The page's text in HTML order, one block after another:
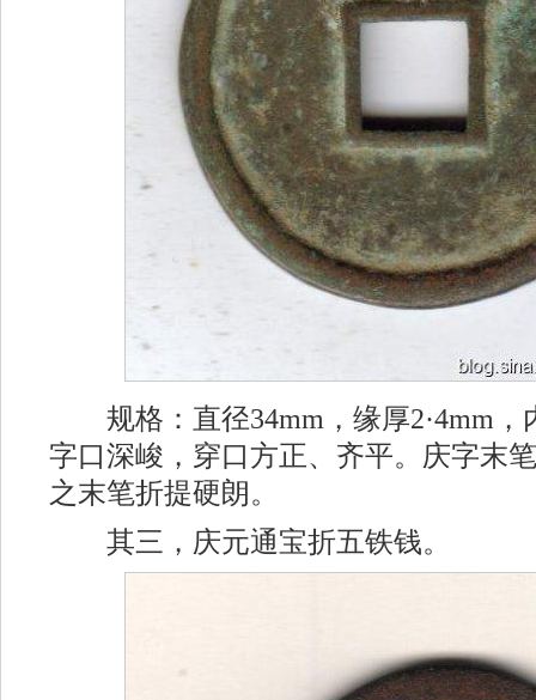
规格：直径34mm，缘厚2·4mm，
字口深峻，穿口方正、齐平。庆字末
之末笔折提硬朗。
其三，庆元通宝折五铁钱。